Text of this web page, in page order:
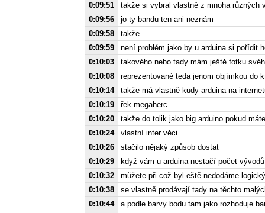
0:09:51
takže si vybral vlastně z mnoha různých
0:09:56
jo ty bandu ten ani neznám
0:09:58
takže
0:09:59
není problém jako by u arduina si pořídit
0:10:03
takového nebo tady mám ještě fotku
0:10:08
reprezentované teda jenom objímkou do
0:10:14
takže má vlastně kudy arduina na
0:10:19
řek megaherc
0:10:20
takže do tolik jako big arduino pokud
0:10:24
vlastní inter věci
0:10:26
stačilo nějaký způsob dostat
0:10:29
když vám u arduina nestačí počet vývodů
0:10:32
můžete při což byl eště nedodáme
0:10:38
se vlastně prodávají tady na těchto
0:10:44
a podle barvy bodu tam jako rozhoduje